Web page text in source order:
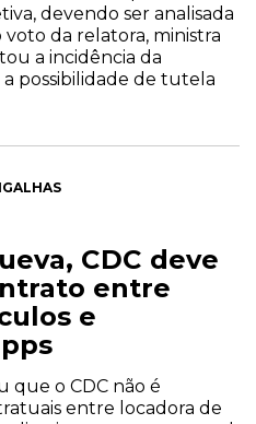
devendo ser analisada
voto da relatora, ministra
a incidência da
possibilidade de tutela
CDC deve
entre
e
que o CDC não é
entre locadora de